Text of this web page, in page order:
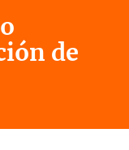
de